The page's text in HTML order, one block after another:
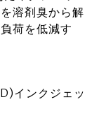
溶剤臭から解
荷を低減す
インクジェッ